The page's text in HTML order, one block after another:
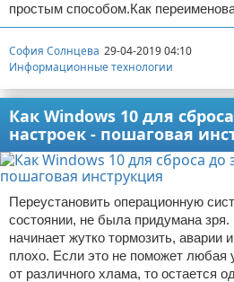
простым способом.Как
София Солнцева 29-04-2019 04:10
Информационные технологии
Как Windows 10 для
настроек - пошаговая
Переустановить операционную
состоянии, не была придумана
начинает жутко тормозить, аварии
плохо. Если это не поможет любая
от различного хлама, то остается